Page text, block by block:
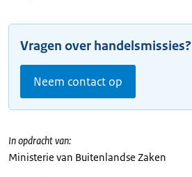
Vragen over handelsmissies?
Neem contact op
In opdracht van:
Ministerie van Buitenlandse Zaken